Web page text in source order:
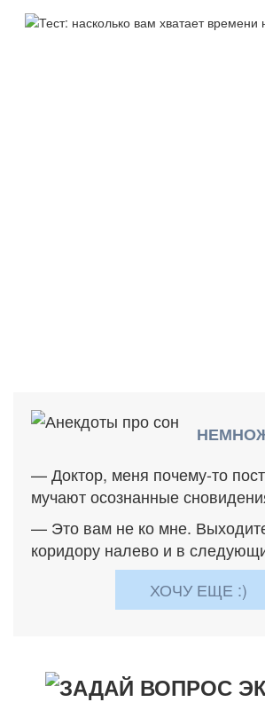
— Доктор, меня почему-то
мучают осознанные
— Это вам не ко мне.
коридору налево и в
ХОЧУ ЕЩЕ :)